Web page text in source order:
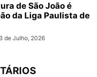
de São João é
da Liga Paulista de
3 de Julho, 2026